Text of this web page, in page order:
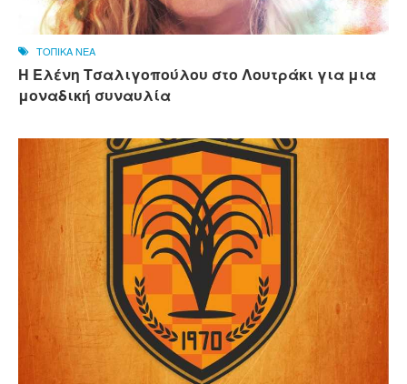
ΤΟΠΙΚΑ ΝΕΑ
Η Ελένη Τσαλιγοπούλου στο Λουτράκι για μια
μοναδική συναυλία